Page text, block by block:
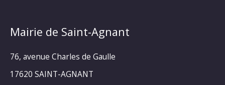
Mairie de Saint-Agnant
76, avenue Charles de Gaulle
17620 SAINT-AGNANT